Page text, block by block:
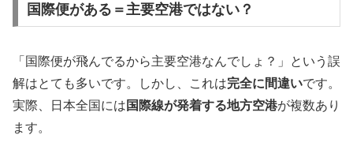
国際便がある＝主要空港ではない？
「国際便が飛んでるから主要空港なんでしょ？」という誤
解はとても多いです。しかし、これは完全に間違いです。
実際、日本全国には 国際線が発着する地方空港が複数あり
ます。